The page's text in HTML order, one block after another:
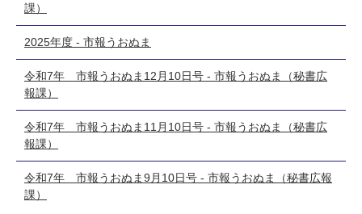
課）
2025年度 - 市報うおぬま
令和7年 市報うおぬま12月10日号 - 市報うおぬま（秘書広
報課）
令和7年 市報うおぬま11月10日号 - 市報うおぬま（秘書広
報課）
令和7年 市報うおぬま9月10日号 - 市報うおぬま（秘書広報
課）